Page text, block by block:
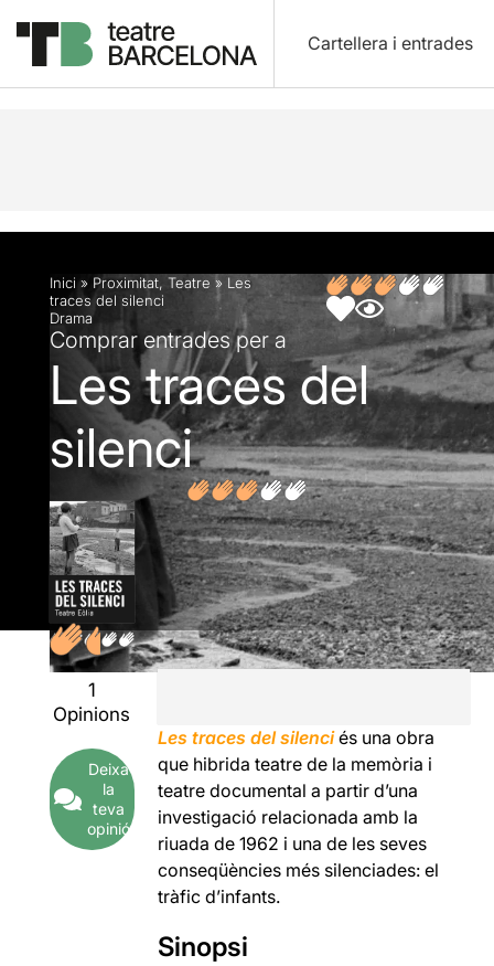
Cartellera i entrades
Descripció Fitxa artística Fotos i vídeos
Inici» Proximitat, Teatre » Les
traces del silenci
Drama
Comprar entrades per a
Les traces del
silenci
1
Opinions
Deixa
la
teva
opinió
Les traces del silenci és una obra
que hibrida teatre de la memòria i
teatre documental a partir d’una
investigació relacionada amb la
riuada de 1962 i una de les seves
conseqüències més silenciades: el
tràfic d’infants.
Sinopsi